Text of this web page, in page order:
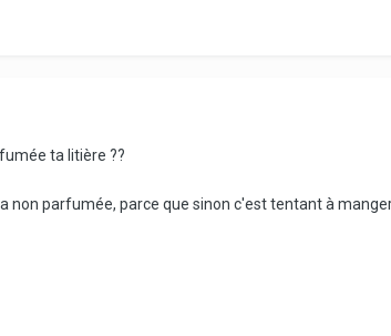
ta litière ??
non parfumée, parce que sinon c'est tentant à